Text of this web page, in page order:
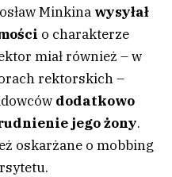
Minkina wysyłał
o charakterze
miał również – w
rektorskich –
dodatkowo
jego żony.
oskarżane o mobbing